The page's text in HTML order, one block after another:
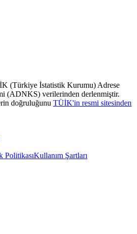
(Türkiye İstatistik Kurumu) Adrese
(ADNKS) verilerinden derlenmiştir.
doğruluğunu TÜİK'in resmi sitesinden
PolitikasıKullanım Şartları